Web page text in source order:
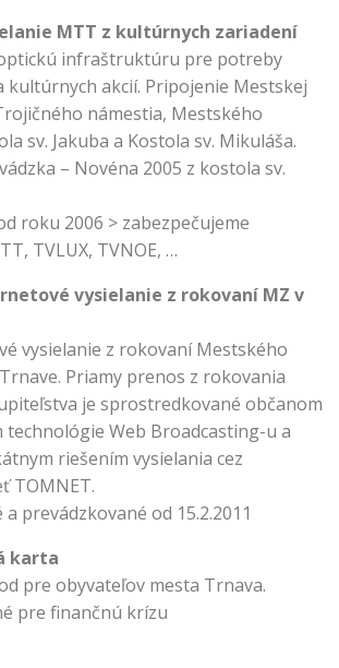
MTT z kultúrnych zariadení
infraštruktúru pre potreby
kultúrnych akcií. Pripojenie Mestskej
námestia, Mestského
sv. Jakuba a Kostola sv. Mikuláša.
– Novéna 2005 z kostola sv.
roku 2006 > zabezpečujeme
TVLUX, TVNOE, …
vysielanie z rokovaní MZ v
vysielanie z rokovaní Mestského
Priamy prenos z rokovania
je sprostredkované občanom
Web Broadcasting-u a
riešením vysielania cez
TOMNET.
prevádzkované od 15.2.2011
karta
pre obyvateľov mesta Trnava.
pre finančnú krízu